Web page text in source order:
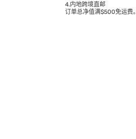
4.内地跨境直邮
订单总净值满$500免运费。